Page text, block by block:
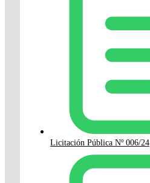
Licitación Pública Nº 006/24